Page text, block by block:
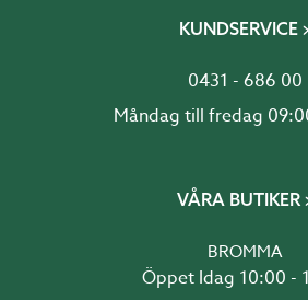
KUNDSERVICE
0431 - 686 00
Måndag till fredag
VÅRA BUTIKER
BROMMA
Öppet Idag 10:00 -